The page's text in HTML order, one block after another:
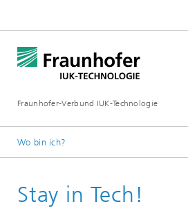
Fraunhofer-Verbund IUK-Technologie
Wo bin ich?
News
Stay in Tech!